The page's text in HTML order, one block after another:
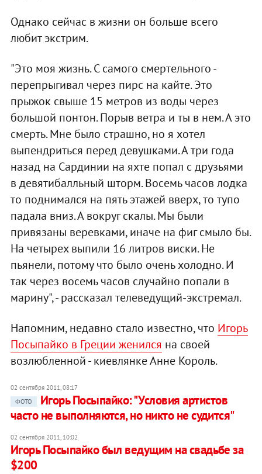
Однако сейчас в жизни он больше всего
любит экстрим.
"Это моя жизнь. С самого смертельного -
перепрыгивал через пирс на кайте. Это
прыжок свыше 15 метров из воды через
большой понтон. Порыв ветра и ты в нем. А это
смерть. Мне было страшно, но я хотел
выпендриться перед девушками. А три года
назад на Сардинии на яхте попал с друзьями
в девятибалльный шторм. Восемь часов лодка
то поднимался на пять этажей вверх, то тупо
падала вниз. А вокруг скалы. Мы были
привязаны веревками, иначе на фиг смыло бы.
На четырех выпили 16 литров виски. Не
пьянели, потому что было очень холодно. И
так через восемь часов случайно попали в
марину", - рассказал телеведущий-экстремал.
Напомним, недавно стало известно, что Игорь
Посыпайко в Греции женился на своей
возлюбленной - киевлянке Анне Король.
02 сентября 2011, 08:17
ФОТО
Игорь Посыпайко: "Условия артистов
часто не выполняются, но никто не судится"
02 сентября 2011, 10:02
Игорь Посыпайко был ведущим на свадьбе за
$200